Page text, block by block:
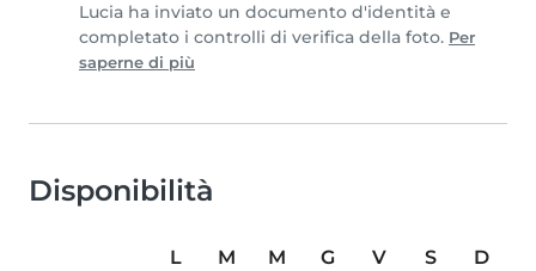
Lucia ha inviato un documento d'identità e
completato i controlli di verifica della foto. Per
saperne di più
Disponibilità
L M M G V S
D